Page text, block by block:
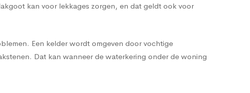
kan voor lekkages zorgen, en dat geldt ook voor
Een kelder wordt omgeven door vochtige
Dat kan wanneer de waterkering onder de woning